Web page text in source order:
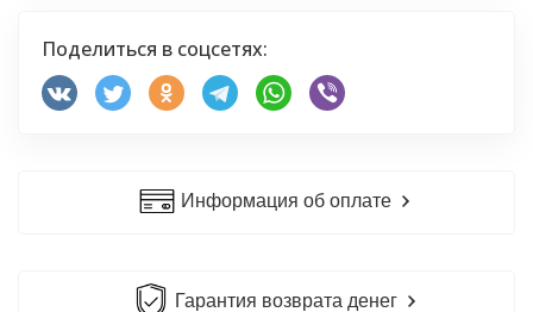
Поделиться в соцсетях:
Информация об оплате
Гарантия возврата денег